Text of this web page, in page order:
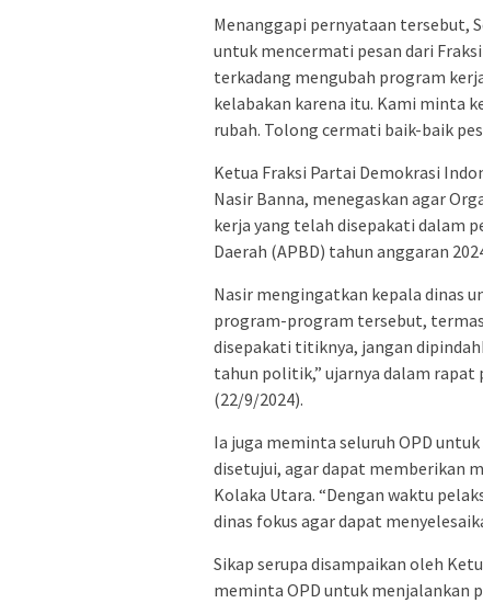
Menanggapi pernyataan tersebut,
untuk mencermati pesan dari
terkadang mengubah program
kelabakan karena itu. Kami minta
rubah. Tolong cermati baik-baik
Ketua Fraksi Partai Demokrasi
Nasir Banna, menegaskan agar
kerja yang telah disepakati dalam
Daerah (APBD) tahun anggaran
Nasir mengingatkan kepala dinas
program-program tersebut,
disepakati titiknya, jangan
tahun politik,” ujarnya dalam rapat
(22/9/2024).
Ia juga meminta seluruh OPD
disetujui, agar dapat memberikan
Kolaka Utara. “Dengan waktu
dinas fokus agar dapat
Sikap serupa disampaikan oleh
meminta OPD untuk menjalankan